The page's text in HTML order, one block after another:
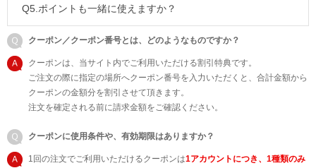
Q5.ポイントも一緒に使えますか？
クーポン／クーポン番号とは、どのようなものですか？
クーポンは、当サイト内でご利用いただける割引特典です。
ご注文の際に指定の場所へクーポン番号を入力いただくと、合計金額から
クーポンの金額分を割引させて頂きます。
注文を確定される前に請求金額をご確認ください。
クーポンに使用条件や、有効期限はありますか？
1回の注文でご利用いただけるクーポンは1アカウントにつき、1種類のみ